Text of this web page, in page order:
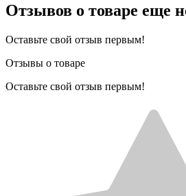
Отзывов о товаре еще
Оставьте свой отзыв первым!
Отзывы о товаре
Оставьте свой отзыв первым!